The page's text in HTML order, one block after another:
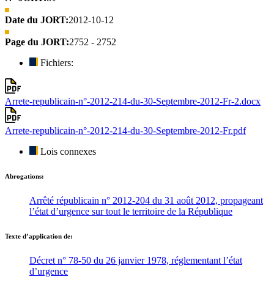
Date du JORT:2012-10-12
Page du JORT:2752 - 2752
Fichiers:
Arrete-republicain-n°-2012-214-du-30-Septembre-2012-Fr-2.docx
Arrete-republicain-n°-2012-214-du-30-Septembre-2012-Fr.pdf
Lois connexes
Abrogations:
Arrêté républicain n° 2012-204 du 31 août 2012, propageant
l’état d’urgence sur tout le territoire de la République
Texte d’application de:
Décret n° 78-50 du 26 janvier 1978, réglementant l’état
d’urgence